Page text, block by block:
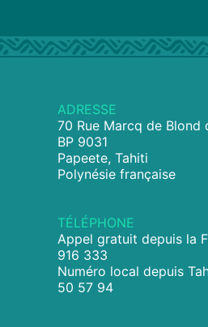
ADRESSE
70 Rue Marcq de Blond
BP 9031
Papeete, Tahiti
Polynésie française
TÉLÉPHONE
Appel gratuit depuis la
916 333
Numéro local depuis
50 57 94